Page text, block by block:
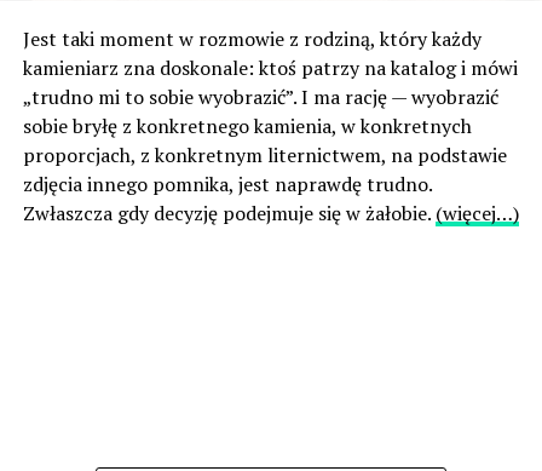
Jest taki moment w rozmowie z rodziną, który każdy
kamieniarz zna doskonale: ktoś patrzy na katalog i mówi
„trudno mi to sobie wyobrazić”. I ma rację — wyobrazić
sobie bryłę z konkretnego kamienia, w konkretnych
proporcjach, z konkretnym liternictwem, na podstawie
zdjęcia innego pomnika, jest naprawdę trudno.
Zwłaszcza gdy decyzję podejmuje się w żałobie. (więcej…)